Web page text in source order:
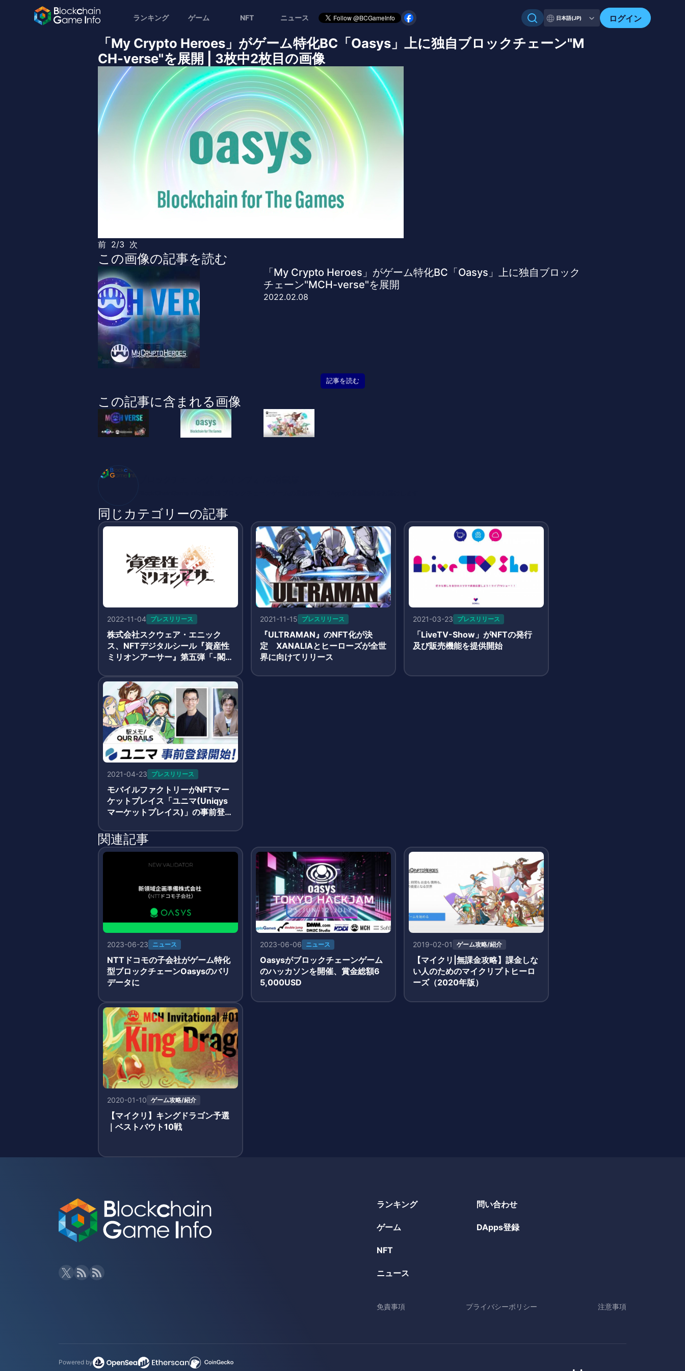
ランキング ゲーム NFT ニュース 日本語(JP) ログイン
「My Crypto Heroes」がゲーム特化BC「Oasys」上に独自ブロックチェーン"M
CH-verse"を展開 | 3枚中2枚目の画像
前 2/3 次
この画像の記事を読む
「My Crypto Heroes」がゲーム特化BC「Oasys」上に独自ブロック
チェーン"MCH-verse"を展開
2022.02.08
記事を読む
この記事に含まれる画像
同じカテゴリーの記事
2022-11-04 プレスリリース
株式会社スクウェア・エニック
ス、NFTデジタルシール『資産性
ミリオンアーサー』第五弾「-閣下
2021-11-15 プレスリリース
『ULTRAMAN』のNFT化が決
定 XANALIAとヒーローズが全世
界に向けてリリース
2021-03-23 プレスリリース
「LiveTV-Show」がNFTの発行
及び販売機能を提供開始
2021-04-23 プレスリリース
モバイルファクトリーがNFTマー
ケットプレイス「ユニマ(Uniqys
マーケットプレイス)」の事前登録
カ、杉田陽平氏アート、 山口周氏
書籍をNFT化
関連記事
2023-06-23 ニュース
NTTドコモの子会社がゲーム特化
型ブロックチェーンOasysのバリ
データに
2023-06-06 ニュース
Oasysがブロックチェーンゲーム
のハッカソンを開催、賞金総額6
5,000USD
2019-02-01 ゲーム攻略/紹介
【マイクリ|無課金攻略】課金しな
い人のためのマイクリプトヒーロ
ーズ（2020年版）
2020-01-10 ゲーム攻略/紹介
【マイクリ】キングドラゴン予選
｜ベストバウト10戦
ランキング
ゲーム
NFT
ニュース
問い合わせ
DApps登録
免責事項 プライバシーポリシー 注意事項
Powered by